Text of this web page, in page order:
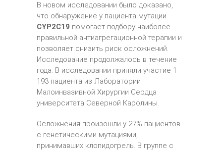
В новом исследовании было доказано,
что обнаружение у пациента мутации
CYP2C19 помогает подбору наиболее
правильной антиагрегационной терапии и
позволяет снизить риск осложнений.
Исследование продолжалось в течение
года. В исследовании приняли участие 1
193 пациента из Лаборатории
Малоинвазивной Хирургии Сердца
университета Северной Каролины.
Осложнения произошли у 27% пациентов
с генетическими мутациями,
принимавших клопидогрель. В группе с